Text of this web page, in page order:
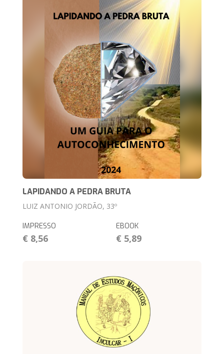
LAPIDANDO A PEDRA BRUTA
LUIZ ANTONIO JORDÃO, 33º
IMPRESSO
€ 8,56
EBOOK
€ 5,89